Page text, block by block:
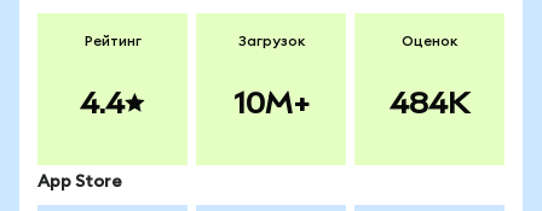
Рейтинг
4.4
Загрузок
10M+
Оценок
484K
App Store